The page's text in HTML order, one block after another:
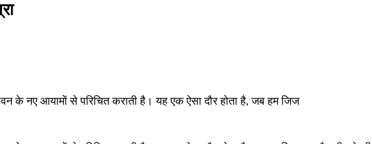
के नए आयामों से परिचित कराती है। यह एक ऐसा दौर होता है, जब हम जिज